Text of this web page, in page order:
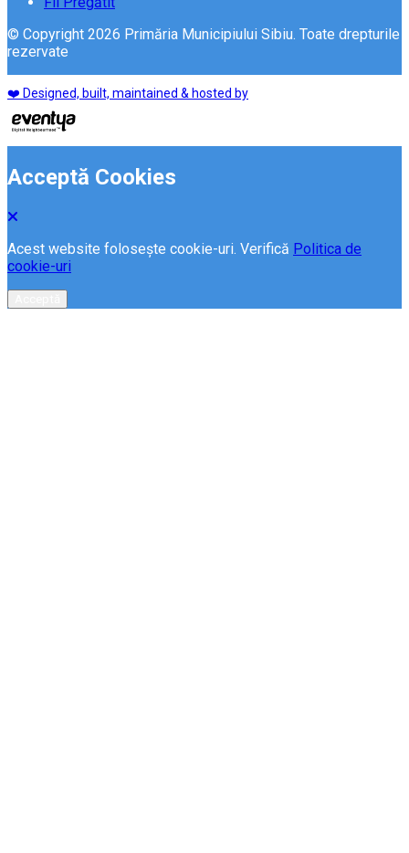
© Copyright 2026 Primăria Municipiului Sibiu. Toate drepturile
rezervate
❤️ Designed, built, maintained & hosted by
Acceptă Cookies
Acest website folosește cookie-uri. Verifică Politica de
cookie-uri